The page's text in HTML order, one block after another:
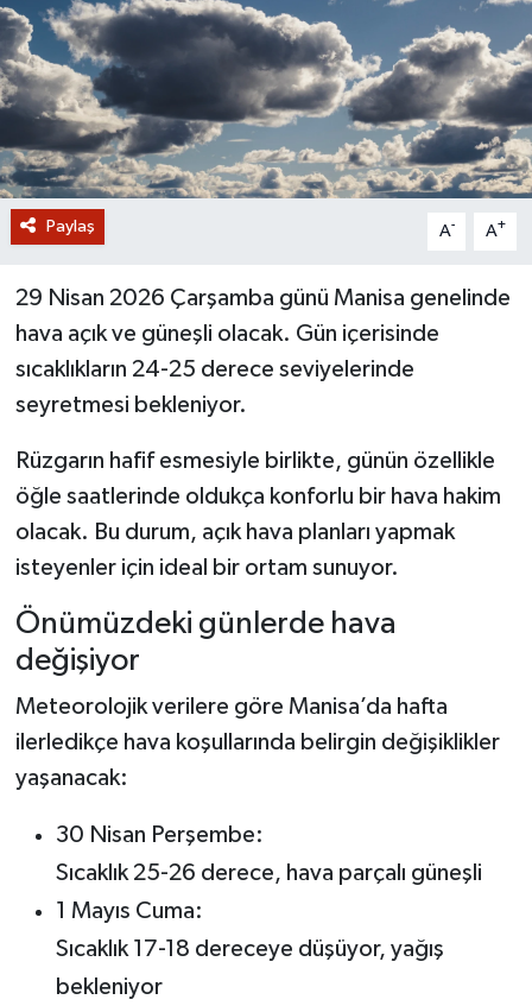
Paylaş A- A+
29 Nisan 2026 Çarşamba günü Manisa genelinde
hava açık ve güneşli olacak. Gün içerisinde
sıcaklıkların 24-25 derece seviyelerinde
seyretmesi bekleniyor.
Rüzgarın hafif esmesiyle birlikte, günün özellikle
öğle saatlerinde oldukça konforlu bir hava hakim
olacak. Bu durum, açık hava planları yapmak
isteyenler için ideal bir ortam sunuyor.
Önümüzdeki günlerde hava
değişiyor
Meteorolojik verilere göre Manisa’da hafta
ilerledikçe hava koşullarında belirgin değişiklikler
yaşanacak:
30 Nisan Perşembe:
Sıcaklık 25-26 derece, hava parçalı güneşli
1 Mayıs Cuma:
Sıcaklık 17-18 dereceye düşüyor, yağış
bekleniyor